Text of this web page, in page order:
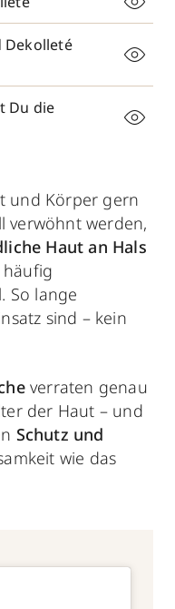
Dekolleté
Du die
und Körper gern
verwöhnt werden,
Haut an Hals
So lange
sind – kein
verraten genau
der Haut – und
Schutz und
wie das